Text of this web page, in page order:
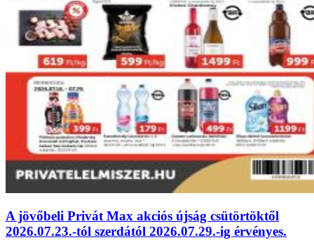
A jövőbeli Privát Max akciós újság csütörtöktől
2026.07.23.-tól szerdától 2026.07.29.-ig érvényes.